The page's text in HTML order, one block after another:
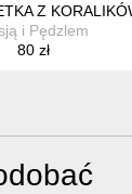
I CYTRYN
Z
i Pędzlem
80 zł